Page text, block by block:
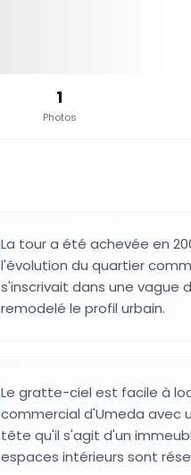
1
Photos
La tour a été achevée en
l'évolution du quartier
s'inscrivait dans une
remodelé le profil urbain.
Le gratte-ciel est facile à
commercial d'Umeda avec
tête qu'il s'agit d'un
espaces intérieurs sont